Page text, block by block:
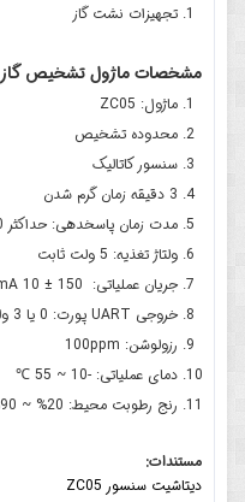
تجهیزات نشت گاز
مشخصات ماژول تشخیص گاز ZC05:
ماژول: ZC05
محدوده تشخیص
سنسور کاتالیک
3 دقیقه زمان گرم شدن
مدت زمان پاسخدهی: حداکثر 10 ثانیه
ولتاژ تغذیه: 5 ولت ثابت
جریان عملیاتی: 150 ± 10 mA
خروجی UART پورت: 0 یا 3 ولت
رزولوشن: 100ppm
دمای عملیاتی: -10 ~ 55 ℃
رنج رطوبت محیط: 20% ~ 90% RH
مستندات:
دیتاشیت سنسور ZC05